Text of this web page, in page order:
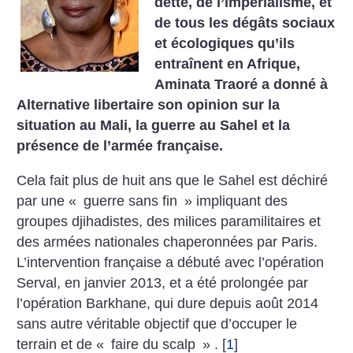
de tous les dégâts sociaux
et écologiques qu’ils
entraînent en Afrique,
Aminata Traoré a donné à
Alternative libertaire son opinion sur la
situation au Mali, la guerre au Sahel et la
présence de l’armée française.
Cela fait plus de huit ans que le Sahel est déchiré
par une « guerre sans fin » impliquant des
groupes djihadistes, des milices paramilitaires et
des armées nationales chaperonnées par Paris.
L’intervention française a débuté avec l’opération
Serval, en janvier 2013, et a été prolongée par
l’opération Barkhane, qui dure depuis août 2014
sans autre véritable objectif que d’occuper le
terrain et de « faire du scalp » . [1]